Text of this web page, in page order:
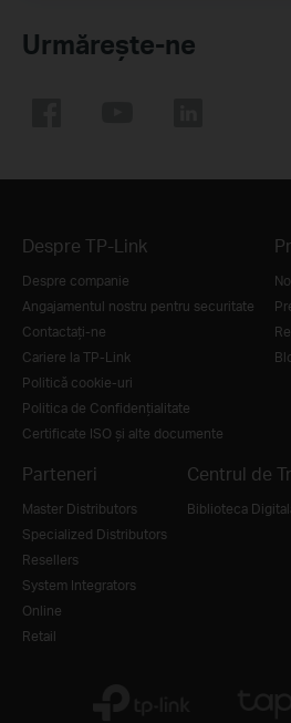
Urmărește-ne
Despre TP-Link
Despre companie
Angajamentul nostru pentru securitate
Contactați-ne
Cariere la TP-Link
Politică cookie-uri
Politica de Confidențialitate
Certificate ISO și alte documente
Parteneri
Master Distributors
Specialized Distributors
Resellers
System Integrators
Online
Retail
Centrul de
Biblioteca